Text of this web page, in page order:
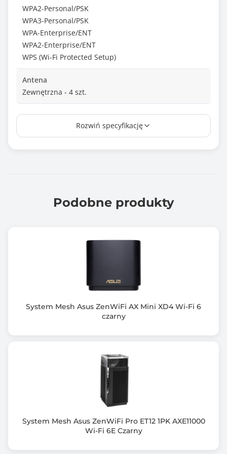
WPA2-Personal/PSK
WPA3-Personal/PSK
WPA-Enterprise/ENT
WPA2-Enterprise/ENT
WPS (Wi-Fi Protected Setup)
Antena
Zewnętrzna - 4 szt.
Tryb pracy
Router / Bramka internetowa
Access Point / Punkt dostępowy
Bridge / Most
Dodatkowe funkcje urządzenia
Kontrola dostępu
Serwer SAMBA
1 szt.
Porty wej/wyj
Rozwiń specyfikację
Podobne produkty
System Mesh Asus ZenWiFi AX Mini XD4 Wi-Fi 6
czarny
System Mesh Asus ZenWiFi Pro ET12 1PK AXE11000
Wi-Fi 6E Czarny